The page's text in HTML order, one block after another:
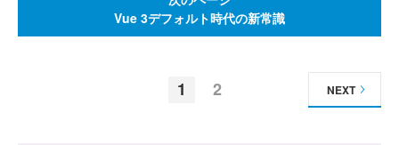
Vue 3デフォルト時代の新常識
1 2 NEXT